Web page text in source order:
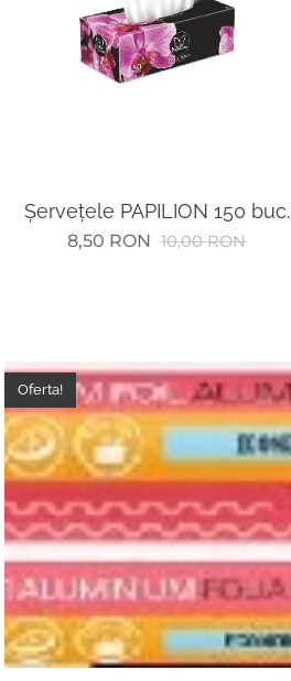
Șervețele PAPILION 150 buc.
8,50 RON 10,00RON
Oferta!